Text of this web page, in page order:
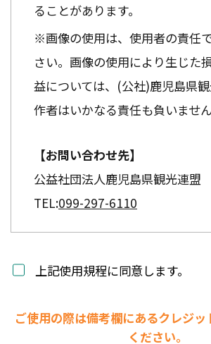
ることがあります。
※画像の使用は、使用者の責任
さい。画像の使用により生じた
益については、(公社)鹿児島県
作者はいかなる責任も負いません
【お問い合わせ先】
公益社団法人鹿児島県観光連盟
TEL:099-297-6110
上記使用規程に同意します。
ご使用の際は備考欄にあるクレジッ
ください。